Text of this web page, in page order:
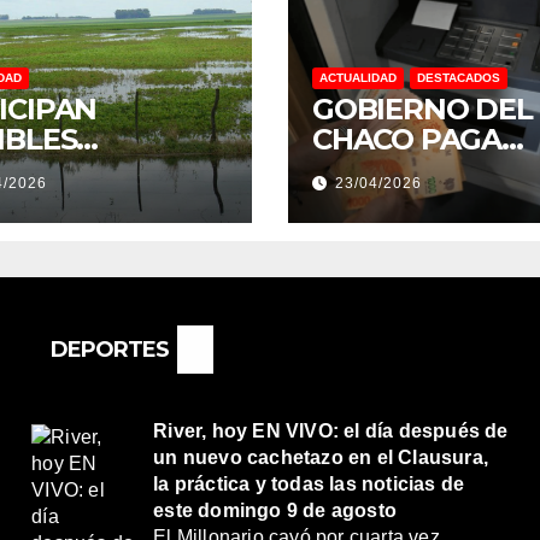
Y
2026
ACTUALIDAD DESTACADOS
GOBIERNO DEL
CHACO PAGA
SUELDOS EL 29
DE ABRIL, CON
2% DE
23/04/2026
DEPORTES
River, hoy EN VIVO: el día después de
un nuevo cachetazo en el Clausura,
la práctica y todas las noticias de
este domingo 9 de agosto